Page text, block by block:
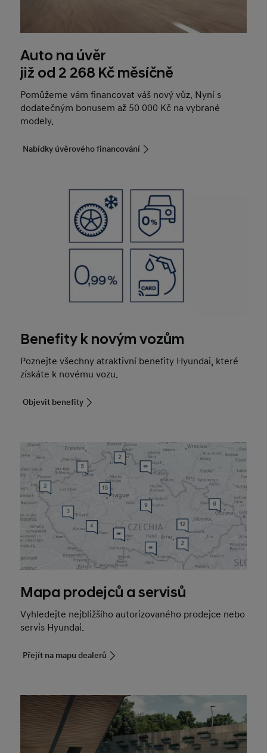
Auto na úvěr
již od 2 268 Kč měsíčně
Pomůžeme vám financovat váš nový vůz. Nyní s
dodatečným bonusem až 50 000 Kč na vybrané
modely.
Nabídky úvěrového financování
Benefity k novým vozům
Poznejte všechny atraktivní benefity Hyundai, které
získáte k novému vozu.
Objevit benefity
Mapa prodejců a servisů
Vyhledejte nejbližšího autorizovaného prodejce nebo
servis Hyundai.
Přejít na mapu dealerů